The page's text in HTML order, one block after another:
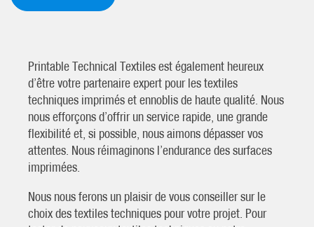
Printable Technical Textiles est également heureux
d’être votre partenaire expert pour les textiles
techniques imprimés et ennoblis de haute qualité. Nous
nous efforçons d’offrir un service rapide, une grande
flexibilité et, si possible, nous aimons dépasser vos
attentes. Nous réimaginons l’endurance des surfaces
imprimées.
Nous nous ferons un plaisir de vous conseiller sur le
choix des textiles techniques pour votre projet. Pour